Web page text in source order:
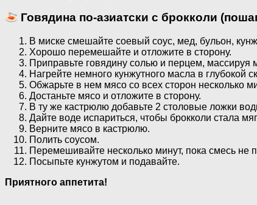
Говядина по-азиатски с брокколи
В миске смешайте соевый соус, мед, бульон,
Хорошо перемешайте и отложите в сторону.
Приправьте говядину солью и перцем, массируя
Нагрейте немного кунжутного масла в глубокой
Обжарьте в нем мясо со всех сторон несколько
Достаньте мясо и отложите в сторону.
В ту же кастрюлю добавьте 2 столовые ложки
Дайте воде испариться, чтобы брокколи стала
Верните мясо в кастрюлю.
Полить соусом.
Перемешивайте несколько минут, пока смесь не
Посыпьте кунжутом и подавайте.
Приятного аппетита!